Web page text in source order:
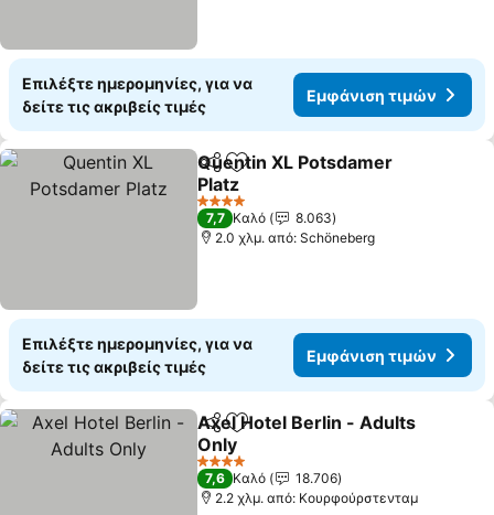
Επιλέξτε ημερομηνίες, για να
δείτε τις ακριβείς τιμές
Εμφάνιση τιμών
Κοινοποίηση
Προσθήκη στα αγαπημένα
Quentin XL Potsdamer
Platz
4 Αστέρια
7,7 Καλό
8.063
2.0 χλμ. από: Schöneberg
Επιλέξτε ημερομηνίες, για να
δείτε τις ακριβείς τιμές
Εμφάνιση τιμών
Κοινοποίηση
Προσθήκη στα αγαπημένα
Axel Hotel Berlin - Adults
Only
4 Αστέρια
7,6 Καλό
18.706
2.2 χλμ. από: Κουρφούρστενταμ